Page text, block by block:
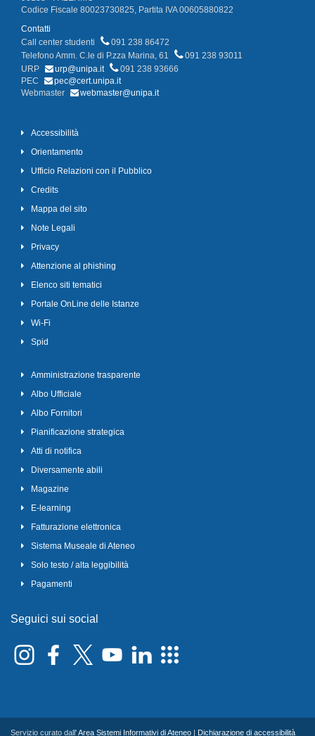
Codice Fiscale 80023730825, Partita IVA 00605880822
Contatti
Call center studenti
091 238 86472
Telefono Amm. C.le di P.zza Marina, 61
091 238 93011
URP
urp@unipa.it
091 238 93666
PEC
pec@cert.unipa.it
Webmaster
webmaster@unipa.it
Accessibilità
Orientamento
Ufficio Relazioni con il Pubblico
Credits
Mappa del sito
Note Legali
Privacy
Attenzione al phishing
Elenco siti tematici
Portale OnLine delle Istanze
Wi-Fi
Spid
Amministrazione trasparente
Albo Ufficiale
Albo Fornitori
Pianificazione strategica
Atti di notifica
Diversamente abili
Magazine
E-learning
Fatturazione elettronica
Sistema Museale di Ateneo
Solo testo / alta leggibilità
Pagamenti
Seguici sui social
Servizio curato dall'Area Sistemi Informativi di Ateneo Dichiarazione di accessibilità